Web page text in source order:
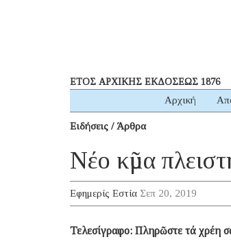
ΕΤΟΣ ΑΡΧΙΚΗΣ ΕΚΔΟΣΕΩΣ 1876
Αρχική
Ειδήσεις / Άρθρα
Νέο κῦμα
Εφημερίς Εστία Σεπ 20, 2019
Τελεσίγραφο: Πληρῶστε τά χρέη